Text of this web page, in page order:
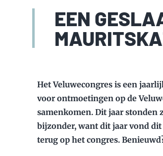
EEN
Het Veluwecongres is een
voor ontmoetingen op de
samenkomen. Dit jaar stonden
bijzonder, want dit jaar vond
terug op het congres.